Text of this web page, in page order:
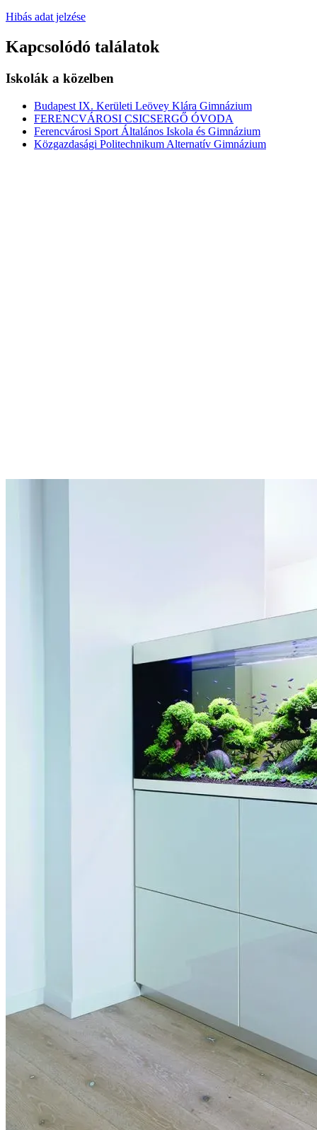
Hibás adat jelzése
Kapcsolódó találatok
Iskolák a közelben
Budapest IX. Kerületi Leövey Klára Gimnázium
FERENCVÁROSI CSICSERGŐ ÓVODA
Ferencvárosi Sport Általános Iskola és Gimnázium
Közgazdasági Politechnikum Alternatív Gimnázium